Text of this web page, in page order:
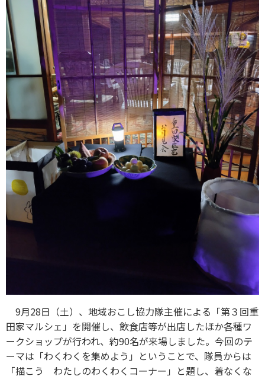
9月28日（土）、地域おこし協力隊主催による「第３回重
田家マルシェ」を開催し、飲食店等が出店したほか各種ワ
ークショップが行われ、約90名が来場しました。今回のテ
ーマは「わくわくを集めよう」ということで、隊員からは
「描こう わたしのわくわくコーナー」と題し、着なくな